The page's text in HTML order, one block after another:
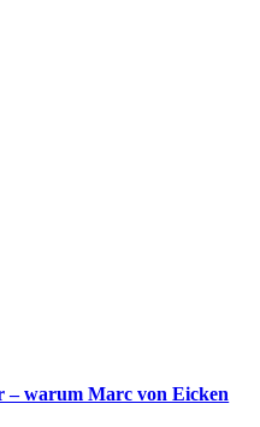
– warum Marc von Eicken